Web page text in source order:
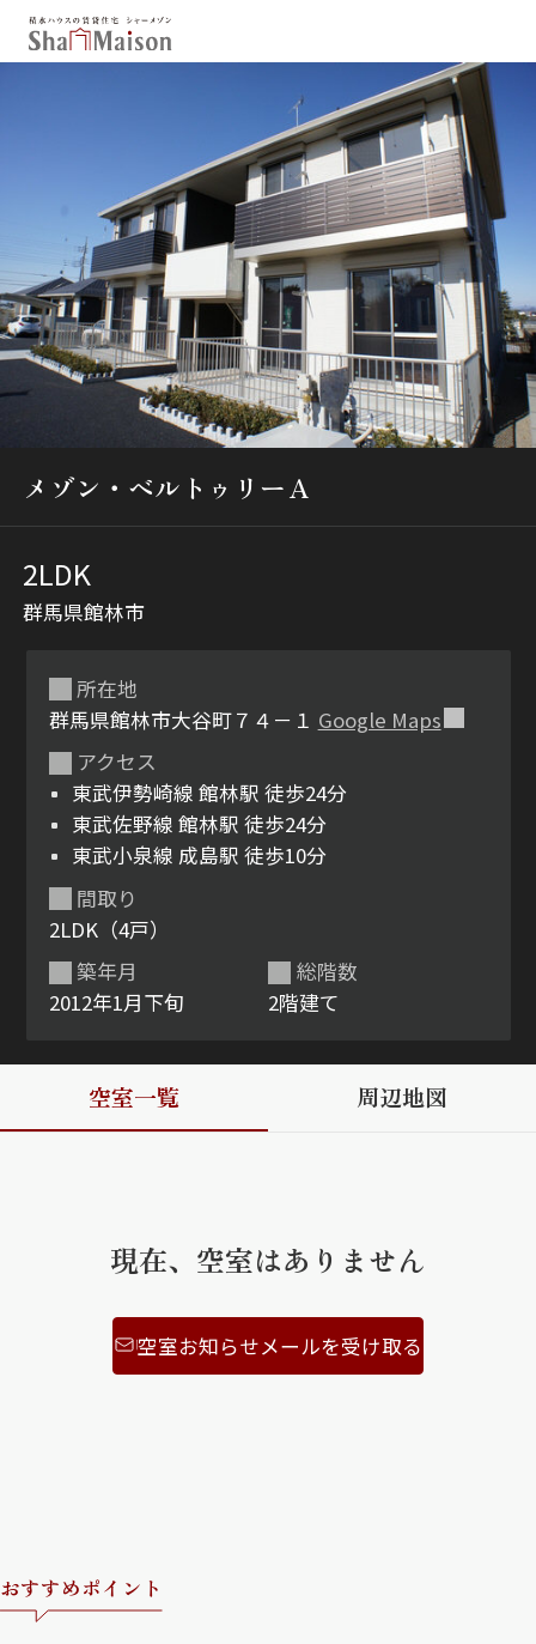
最近見た物件
北海道
関東
中部
関西
中国・四国
九州
市区郡・路線・駅から探す
通勤・通学時間から探す
シャーメゾンとは
シャーメゾンセレクショ
ン
ルームツアー 動画ギャラリー
ShaMaison STYLE
シャーメゾンライフサポート
メゾン・ベルトゥリーＡ
2LDK
群馬県館林市
所在地
群馬県館林市大谷町７４－１ Google Maps
アクセス
東武伊勢崎線 館林駅 徒歩24分
東武佐野線 館林駅 徒歩24分
東武小泉線 成島駅 徒歩10分
築年月
2012年1月下旬
間取り
2LDK（4戸）
総階数
2階建て
空室一覧 周辺地図
現在、空室はありません
空室お知らせメールを受け取る
おすすめポイント